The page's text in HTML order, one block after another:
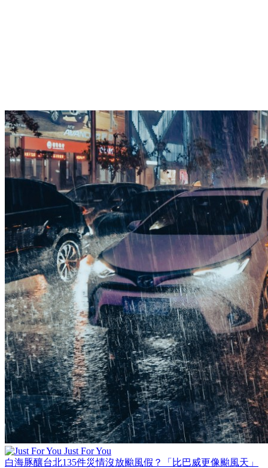
Just For You
白海豚釀台北135件災情沒放颱風假？「比巴威更像颱風天」